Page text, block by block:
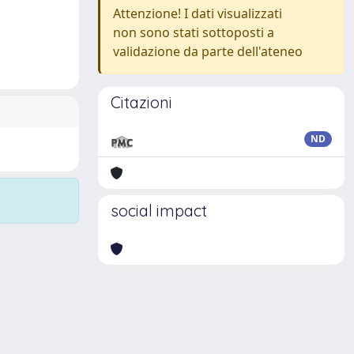
Attenzione! I dati visualizzati
non sono stati sottoposti a
validazione da parte dell'ateneo
Citazioni
ND
social impact